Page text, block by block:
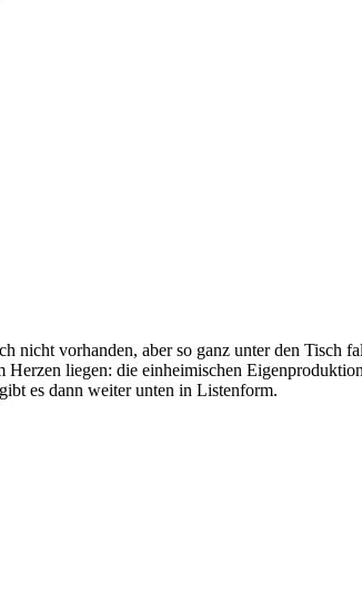
vorhanden, aber so ganz unter den Tisch
liegen: die einheimischen
es dann weiter unten in Listenform.